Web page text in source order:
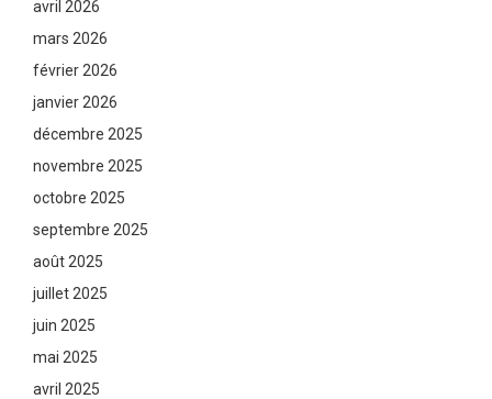
avril 2026
mars 2026
février 2026
janvier 2026
décembre 2025
novembre 2025
octobre 2025
septembre 2025
août 2025
juillet 2025
juin 2025
mai 2025
avril 2025